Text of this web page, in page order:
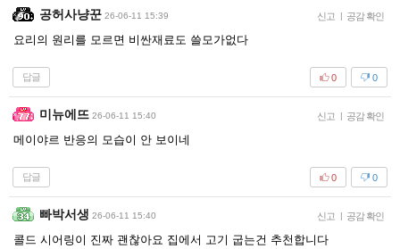
공허사냥꾼 26-06-11 15:39 신고 공감 확인
요리의 원리를 모르면 비싼재료도 쓸모가없다
답글 0
0
미뉴에뜨 26-06-11 15:40 신고 공감 확인
메이야르 반응의 모습이 안 보이네
답글 0
0
빠박서생 26-06-11 15:40 신고 공감 확인
콜드 시어링이 진짜 괜찮아요 집에서 고기 굽는건 추천합니다